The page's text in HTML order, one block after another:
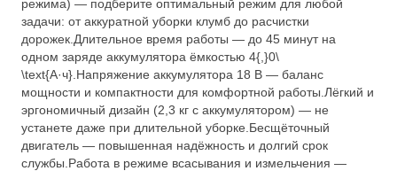
режима) — подберите оптимальный режим для любой
задачи: от аккуратной уборки клумб до расчистки
дорожек.Длительное время работы — до 45 минут на
одном заряде аккумулятора ёмкостью 4{,}0\
\text{А·ч}.Напряжение аккумулятора 18 В — баланс
мощности и компактности для комфортной работы.Лёгкий и
эргономичный дизайн (2,3 кг с аккумулятором) — не
устанете даже при длительной уборке.Бесщёточный
двигатель — повышенная надёжность и долгий срок
службы.Работа в режиме всасывания и измельчения —